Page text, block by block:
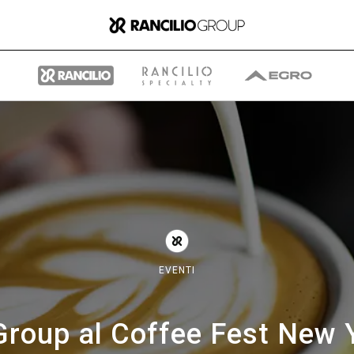
EVENTI
al Coffee Fest New
Il gruppo
Chi siamo
Cosa Facciamo